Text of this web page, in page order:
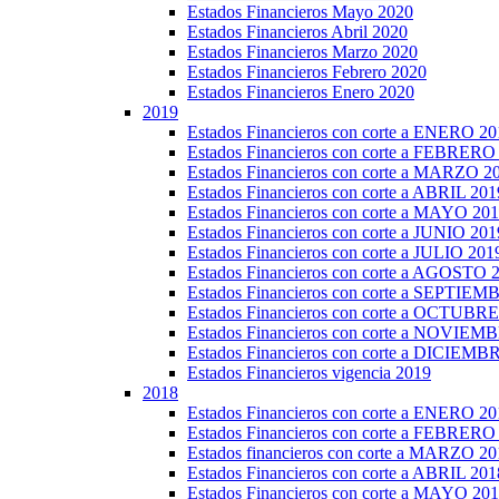
Estados Financieros Mayo 2020
Estados Financieros Abril 2020
Estados Financieros Marzo 2020
Estados Financieros Febrero 2020
Estados Financieros Enero 2020
2019
Estados Financieros con corte a ENERO
Estados Financieros con corte a
Estados Financieros con corte a MARZO
Estados Financieros con corte a ABRIL
Estados Financieros con corte a MAYO
Estados Financieros con corte a JUNIO
Estados Financieros con corte a JULIO
Estados Financieros con corte a AGOSTO
Estados Financieros con corte a
Estados Financieros con corte a
Estados Financieros con corte a
Estados Financieros con corte a
Estados Financieros vigencia 2019
2018
Estados Financieros con corte a ENERO
Estados Financieros con corte a
Estados financieros con corte a MARZO
Estados Financieros con corte a ABRIL
Estados Financieros con corte a MAYO